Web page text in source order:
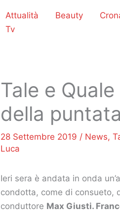
Attualità Beauty
Tv
Tale e
della
28 Settembre 2019 / News,
Luca
Ieri sera è andata in onda
condotta, come di consueto,
conduttore Max Giusti.